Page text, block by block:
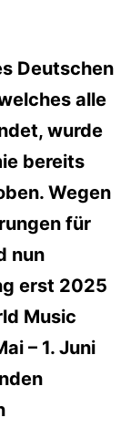
Deutschen
alle
wurde
bereits
Wegen
für
nun
erst 2025
Music
– 1. Juni